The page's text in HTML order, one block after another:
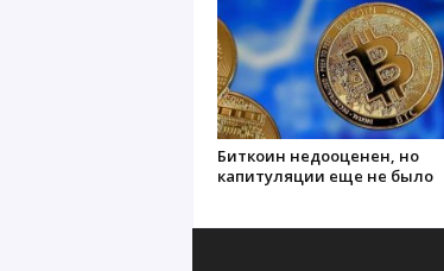
Биткоин недооценен, но
капитуляции еще не было